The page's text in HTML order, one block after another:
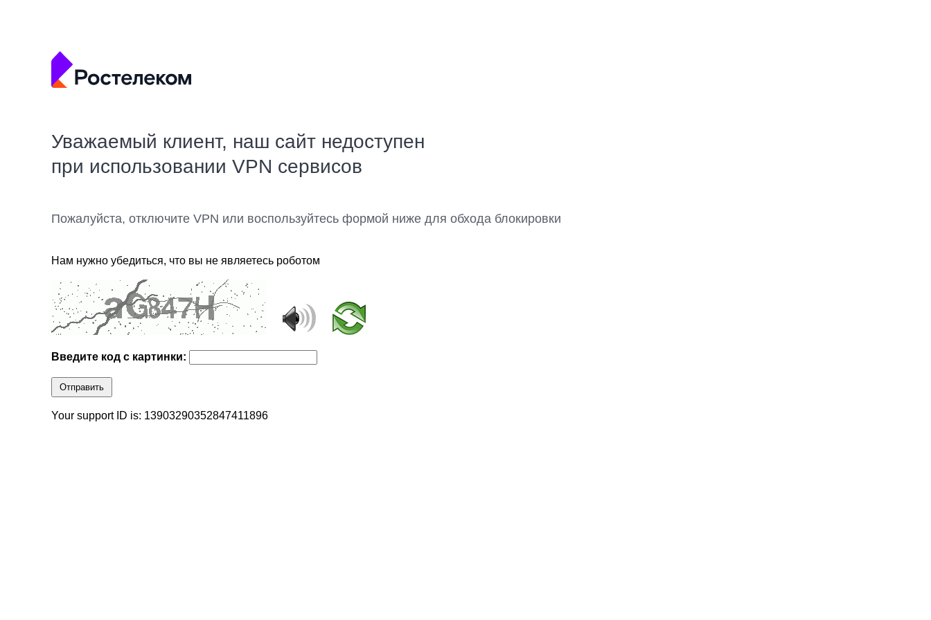
Уважаемый клиент, наш сайт недоступен
при использовании VPN сервисов
Пожалуйста, отключите VPN или воспользуйтесь формой ниже для обхода блокировки
Нам нужно убедиться, что вы не являетесь роботом
Введите код с картинки:
Отправить
Your support ID is: 13903290352847411896